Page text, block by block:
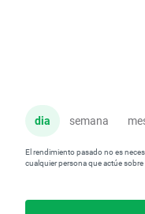
dia semana
El rendimiento pasado no es
cualquier persona que actúe